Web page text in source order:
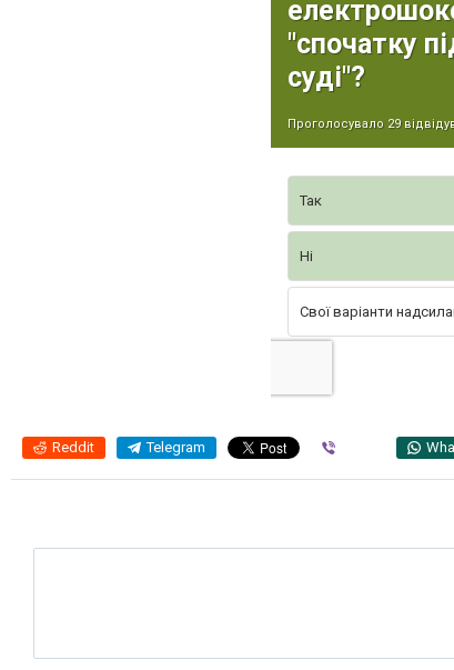
"спочатку
суді"?
Проголосувало 29
Так
Ні
Свої варіанти
Reddit Telegram